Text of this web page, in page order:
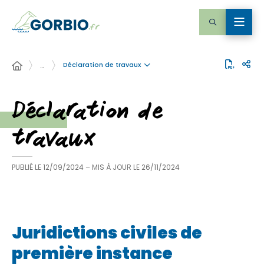
… Déclaration de travaux
Déclaration de
travaux
PUBLIÉ LE12/09/2024 – MIS À JOUR LE 26/11/2024
Juridictions civiles de
première instance